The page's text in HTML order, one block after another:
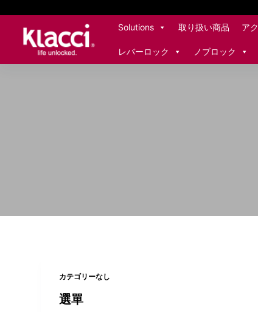
S
p
Solutions 取り扱い商品 ア
レバーロック ノブロック
カテゴリーなし
選單